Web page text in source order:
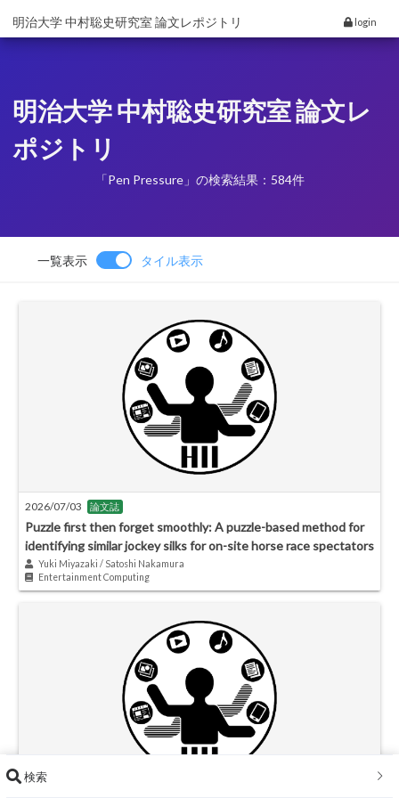
明治大学 中村聡史研究室 論文レポジトリ login
明治大学 中村聡史研究室 論文レ
ポジトリ
「Pen Pressure」の検索結果：584件
一覧表示 タイル表示
2026/07/03 論文誌
Puzzle first then forget smoothly: A puzzle-based method for
identifying similar jockey silks for on-site horse race spectators
Yuki Miyazaki / Satoshi Nakamura
Entertainment Computing
検索